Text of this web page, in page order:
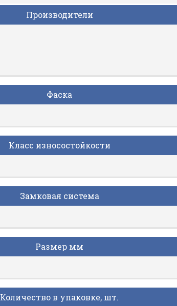
Производители
Фаска
Класс износостойкости
Замковая система
Размер мм
Количество в упаковке, шт.